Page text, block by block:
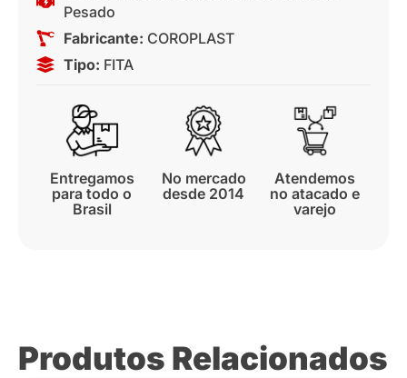
Pesado
Fabricante: COROPLAST
Tipo: FITA
Entregamos
para todo o
Brasil
No mercado
desde 2014
Atendemos
no atacado e
varejo
Produtos Relacionados